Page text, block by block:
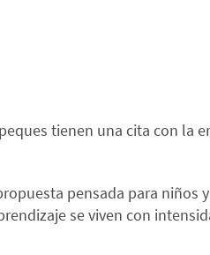
tienen una cita con la
pensada para niños
se viven con